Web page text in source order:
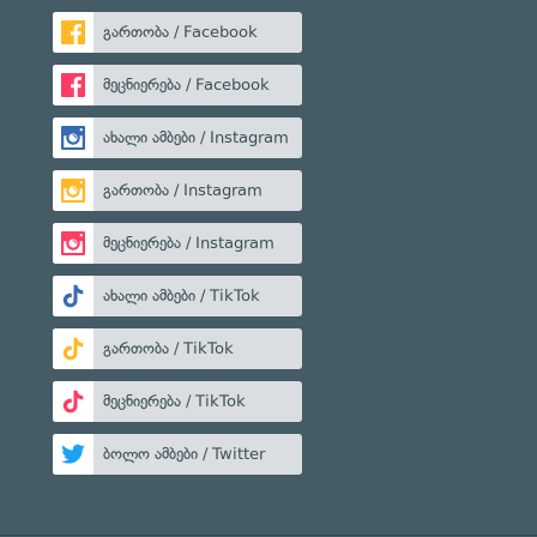
გართობა / Facebook
მეცნიერება / Facebook
ახალი ამბები / Instagram
გართობა / Instagram
მეცნიერება / Instagram
ახალი ამბები / TikTok
გართობა / TikTok
მეცნიერება / TikTok
ბოლო ამბები / Twitter